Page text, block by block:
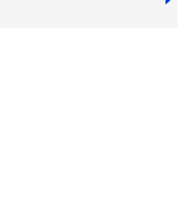
色味が異なる場合がござい
いそうなので、台の上に置
めを購入しようかなと思っ